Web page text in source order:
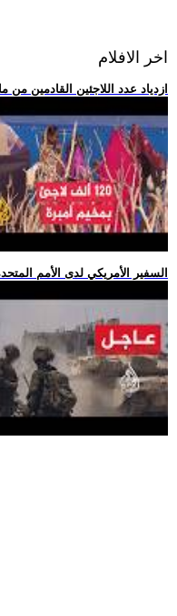
اخر الافلام
.. ازدياد عدد اللاجئين القادمين
.. السفير الأمريكي لدى الأمم